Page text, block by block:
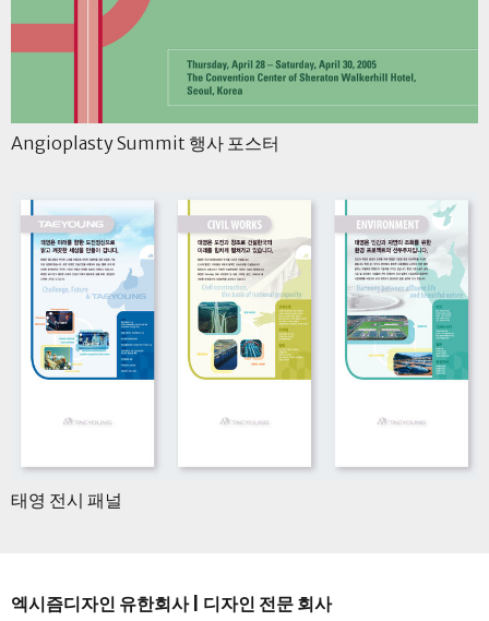
Angioplasty Summit 행사 포스터
태영 전시 패널
엑시즘디자인 유한회사 | 디자인 전문 회사